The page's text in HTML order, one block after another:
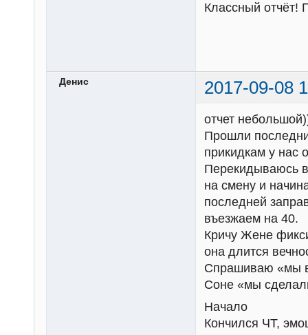
Классный отчёт!
Денис 2017-09-08
отчет
Прошли
прикидкам у нас
Перекидываюсь
на смену и
последней
въезжаем на 40.
Кричу Жене
она длится
Спрашиваю «мы
Соне «мы
Начало
Кончился ЧТ,